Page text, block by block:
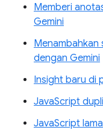
Memberi
Gemini
dengan Gemini
Insight baru di
JavaScript
JavaScript lama